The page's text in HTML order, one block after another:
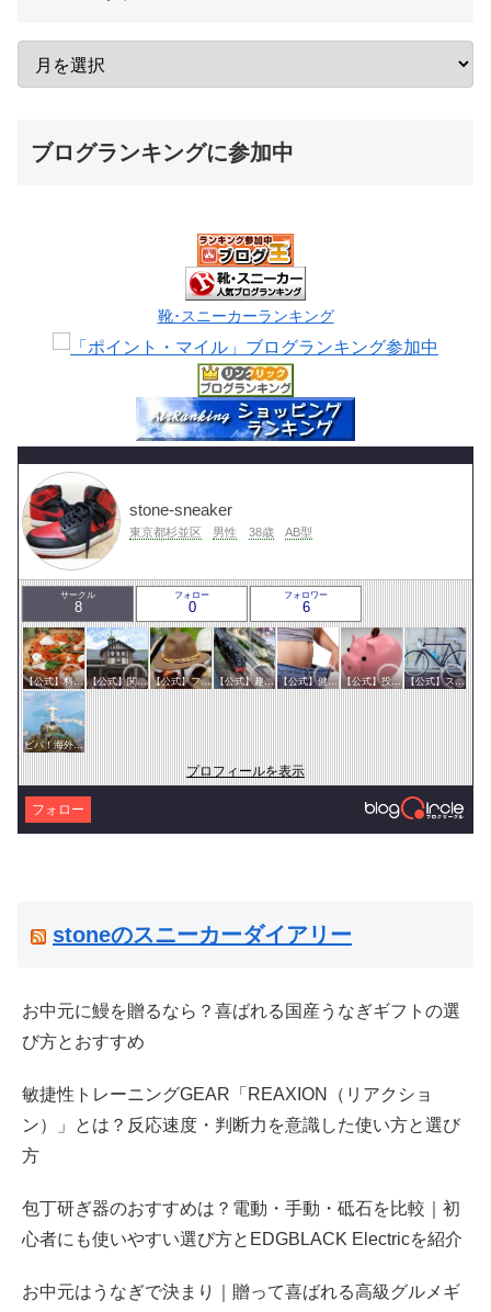
ブログランキングに参加中
靴･スニーカーランキング
stone-sneaker
東京都杉並区 男性 38歳 AB型
サークル
8
フォロー
0
フォロワー
6
【公式】料理・グルメサークル 【公式】関東サークル 【公式】ファッション・美容サークル 【公式】趣味サークル 【公式】健康・医療サークル 【公式】投資・マネーサークル 【公式】スポーツ・アウトドアサークル
ビバ！海外生活
プロフィールを表示
フォロー
stoneのスニーカーダイアリー
お中元に鰻を贈るなら？喜ばれる国産うなぎギフトの選
び方とおすすめ
敏捷性トレーニングGEAR「REAXION（リアクショ
ン）」とは？反応速度・判断力を意識した使い方と選び
方
包丁研ぎ器のおすすめは？電動・手動・砥石を比較｜初
心者にも使いやすい選び方とEDGBLACK Electricを紹介
お中元はうなぎで決まり｜贈って喜ばれる高級グルメギ